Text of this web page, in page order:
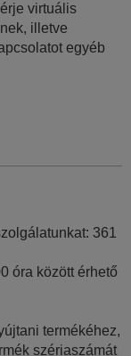
virtuális
illetve
egyéb
361
óra között érhető
termékéhez,
szériaszámát